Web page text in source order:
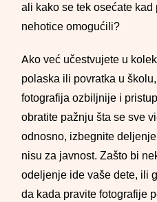
ali kako se tek osećate kad
nehotice omogućili?
Ako već učestvujete u
polaska ili povratka u
fotografija ozbiljnije i
obratite pažnju šta se sve
odnosno, izbegnite
nisu za javnost. Zašto bi
odeljenje ide vaše dete, ili
da kada pravite fotografije